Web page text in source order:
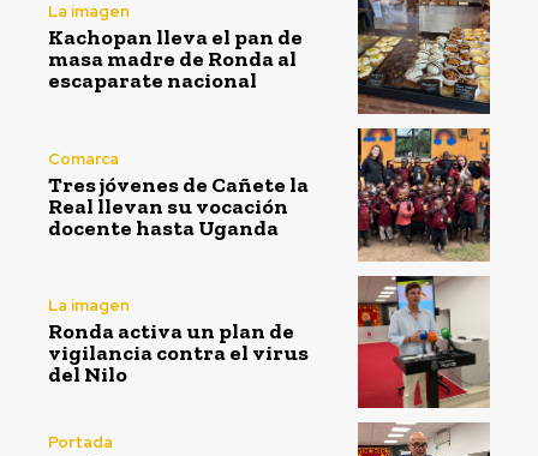
La imagen
Kachopan lleva el pan de
masa madre de Ronda al
escaparate nacional
Comarca
Tres jóvenes de Cañete la
Real llevan su vocación
docente hasta Uganda
La imagen
Ronda activa un plan de
vigilancia contra el virus
del Nilo
Portada